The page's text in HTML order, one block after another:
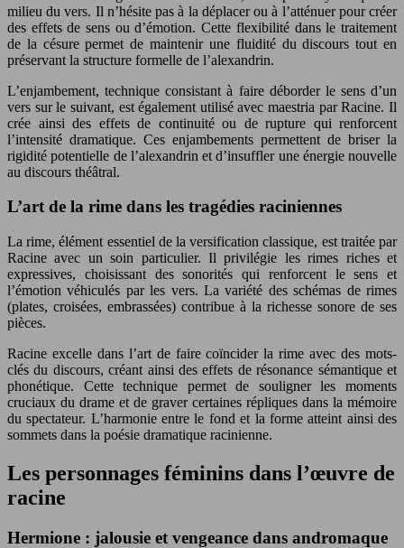
milieu du vers. Il n’hésite pas à la déplacer ou à l’atténuer pour créer
des effets de sens ou d’émotion. Cette flexibilité dans le traitement
de la césure permet de maintenir une fluidité du discours tout en
préservant la structure formelle de l’alexandrin.
L’enjambement, technique consistant à faire déborder le sens d’un
vers sur le suivant, est également utilisé avec maestria par Racine. Il
crée ainsi des effets de continuité ou de rupture qui renforcent
l’intensité dramatique. Ces enjambements permettent de briser la
rigidité potentielle de l’alexandrin et d’insuffler une énergie nouvelle
au discours théâtral.
L’art de la rime dans les tragédies raciniennes
La rime, élément essentiel de la versification classique, est traitée par
Racine avec un soin particulier. Il privilégie les rimes riches et
expressives, choisissant des sonorités qui renforcent le sens et
l’émotion véhiculés par les vers. La variété des schémas de rimes
(plates, croisées, embrassées) contribue à la richesse sonore de ses
pièces.
Racine excelle dans l’art de faire coïncider la rime avec des mots-
clés du discours, créant ainsi des effets de résonance sémantique et
phonétique. Cette technique permet de souligner les moments
cruciaux du drame et de graver certaines répliques dans la mémoire
du spectateur. L’harmonie entre le fond et la forme atteint ainsi des
sommets dans la poésie dramatique racinienne.
Les personnages féminins dans l’œuvre de
racine
Hermione : jalousie et vengeance dans andromaque